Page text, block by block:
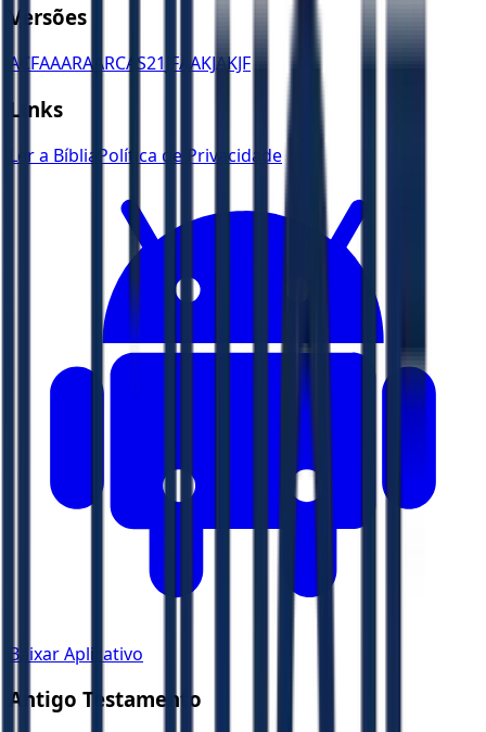
Versões
ACFAAARA ARCAS21 JFAAKJAKJF
Links
Ler a Bíblia Política de Privacidade
Baixar Aplicativo
Antigo Testamento